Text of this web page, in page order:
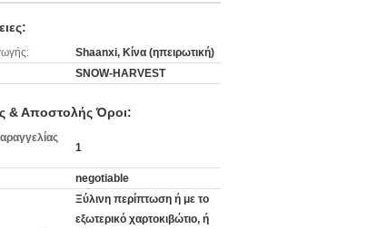
Shaanxi, Κίνα (ηπειρωτική)
SNOW-HARVEST
& Αποστολής Όροι:
1
negotiable
Ξύλινη περίπτωση ή με το
εξωτερικό χαρτοκιβώτιο, ή